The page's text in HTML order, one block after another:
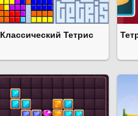
Классический Тетрис